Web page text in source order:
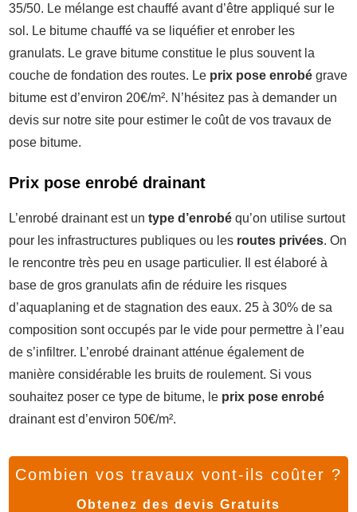
35/50. Le mélange est chauffé avant d’être appliqué sur le
sol. Le bitume chauffé va se liquéfier et enrober les
granulats. Le grave bitume constitue le plus souvent la
couche de fondation des routes. Le prix pose enrobé grave
bitume est d’environ 20€/m². N’hésitez pas à demander un
devis sur notre site pour estimer le coût de vos travaux de
pose bitume.
Prix pose enrobé drainant
L’enrobé drainant est un type d’enrobé qu’on utilise surtout
pour les infrastructures publiques ou les routes privées. On
le rencontre très peu en usage particulier. Il est élaboré à
base de gros granulats afin de réduire les risques
d’aquaplaning et de stagnation des eaux. 25 à 30% de sa
composition sont occupés par le vide pour permettre à l’eau
de s’infiltrer. L’enrobé drainant atténue également de
manière considérable les bruits de roulement. Si vous
souhaitez poser ce type de bitume, le prix pose enrobé
drainant est d’environ 50€/m².
Combien vos travaux vont-ils coûter ?
Obtenez des devis Gratuits